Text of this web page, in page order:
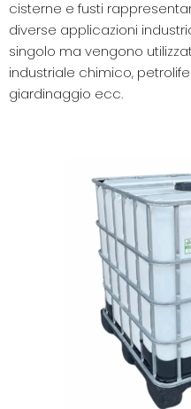
cisterne e fusti
diverse applicazioni
singolo ma vengono
industriale chimico,
giardinaggio ecc.